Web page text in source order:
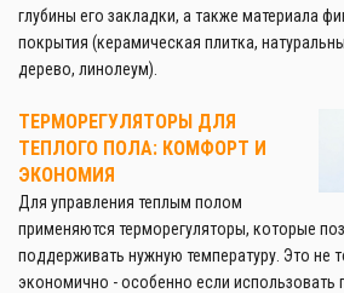
глубины его закладки, а также материала
покрытия (керамическая плитка,
дерево, линолеум).
ТЕРМОРЕГУЛЯТОРЫ ДЛЯ
ТЕПЛОГО ПОЛА: КОМФОРТ И
ЭКОНОМИЯ
Для управления теплым полом
применяются терморегуляторы, которые
поддерживать нужную температуру. Это не
экономично - особенно если использовать